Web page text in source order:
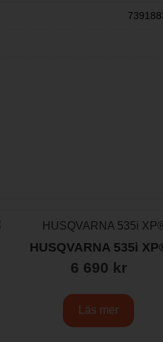
HUSQVARNA 535i
6 690 kr
Läs mer